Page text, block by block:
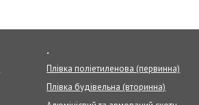
.
Плівка поліетиленова (первинна)
Плівка будівельна (вторинна)